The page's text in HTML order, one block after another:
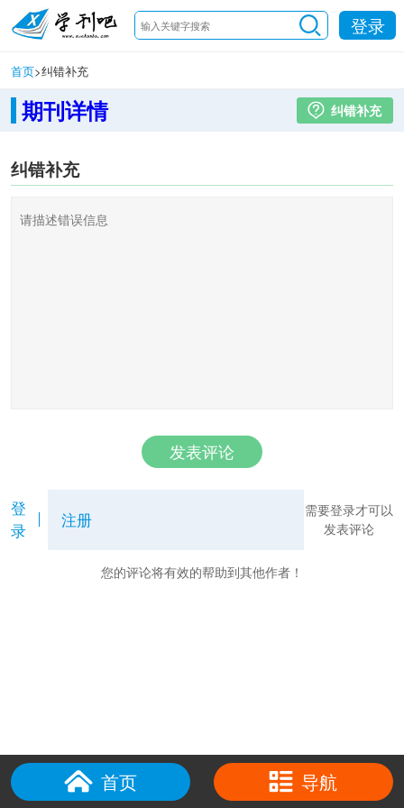
登录
首页>纠错补充
期刊详情 纠错补充
纠错补充
发表评论
登
录
注册
需要登录才可以
发表评论
您的评论将有效的帮助到其他作者！
首页 导航